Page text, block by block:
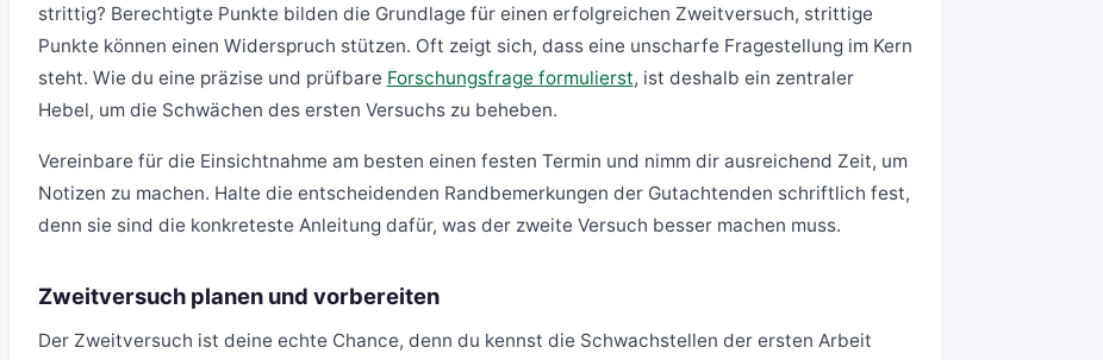
strittig? Berechtigte Punkte bilden die Grundlage für einen erfolgreichen Zweitversuch, strittige
Punkte können einen Widerspruch stützen. Oft zeigt sich, dass eine unscharfe Fragestellung im Kern
steht. Wie du eine präzise und prüfbare Forschungsfrage formulierst, ist deshalb ein zentraler
Hebel, um die Schwächen des ersten Versuchs zu beheben.
Vereinbare für die Einsichtnahme am besten einen festen Termin und nimm dir ausreichend Zeit, um
Notizen zu machen. Halte die entscheidenden Randbemerkungen der Gutachtenden schriftlich fest,
denn sie sind die konkreteste Anleitung dafür, was der zweite Versuch besser machen muss.
Zweitversuch planen und vorbereiten
Der Zweitversuch ist deine echte Chance, denn du kennst die Schwachstellen der ersten Arbeit